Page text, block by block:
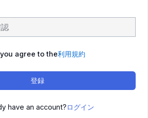
agree to the利用規約
登録
have an account?ログイン